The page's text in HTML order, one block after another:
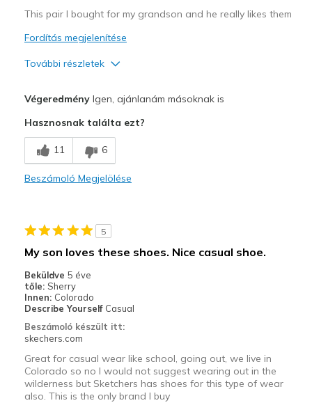
This pair I bought for my grandson and he really likes them
Fordítás megjelenítése
További részletek
Breathe Well
Comfortable
Legjobb használat
Width
Sizing
Feels true to size
View On Shoes
Shoes are for Wearing
VégeredményIgen, ajánlanám másoknak is
Hasznosnak találta ezt?
11 6
Beszámoló Megjelölése
5
My son loves these shoes. Nice casual shoe.
Beküldve 5 éve
tőle: Sherry
Innen: Colorado
Describe Yourself Casual
Beszámoló készült itt:
skechers.com
Great for casual wear like school, going out, we live in
Colorado so no I would not suggest wearing out in the
wilderness but Sketchers has shoes for this type of wear
also. This is the only brand I buy